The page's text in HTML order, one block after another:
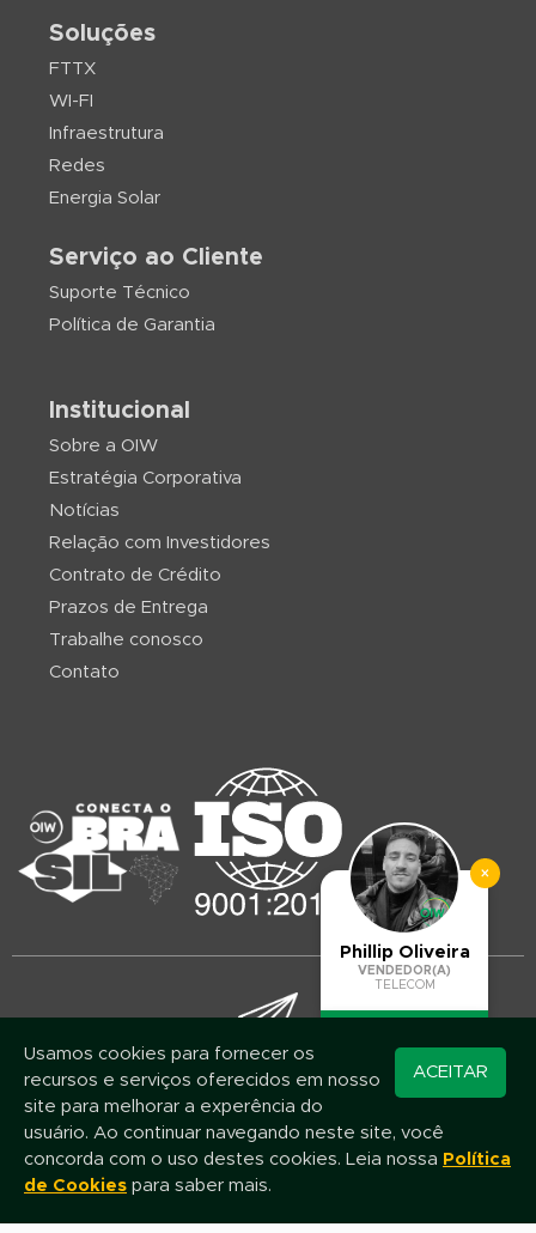
Soluções
FTTX
WI-FI
Infraestrutura
Redes
Energia Solar
Serviço ao Cliente
Suporte Técnico
Política de Garantia
Institucional
Sobre a OIW
Estratégia Corporativa
Notícias
Relação com Investidores
Contrato de Crédito
Prazos de Entrega
Trabalhe conosco
Contato
Mantenha-se atualizado!
Assine nossa newsletter e fique por dentro das novidades e promoções
Nome
×
Phillip Oliveira
VENDEDOR(A)
TELECOM
Converse pelo
WhatsApp
ACEITAR
Usamos cookies para fornecer os
recursos e serviços oferecidos em nosso
site para melhorar a experência do
usuário. Ao continuar navegando neste site, você
concorda com o uso destes cookies. Leia nossa Política
de Cookies para saber mais.